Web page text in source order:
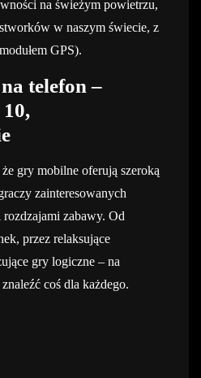
na świeżym powietrzu,
w naszym świecie, z
GPS).
telefon –
gry mobilne oferują szeroką
zainteresowanych
zabawy. Od
przez relaksujące
gry logiczne – na
coś dla każdego.